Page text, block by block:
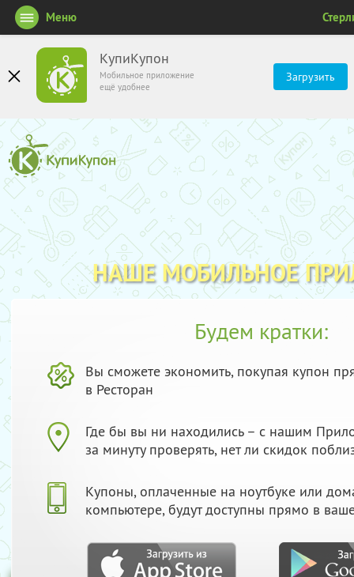
КупиКупон
Мобильное приложение
ещё удобнее
Загрузить
Меню
НАШЕ МОБИЛЬНОЕ
Будем кратки:
Вы сможете экономить, покупая купон
в Ресторан
Где бы вы ни находились – с нашим
за минуту проверять, нет ли скидок
Купоны, оплаченные на ноутбуке или
компьютере, будут доступны прямо в